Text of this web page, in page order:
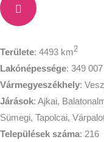
Területe: 4493 km2
Lakónépessége: 349
Vármegyeszékhely:
Járások: Ajkai,
Sümegi, Tapolcai,
Települések száma: 216